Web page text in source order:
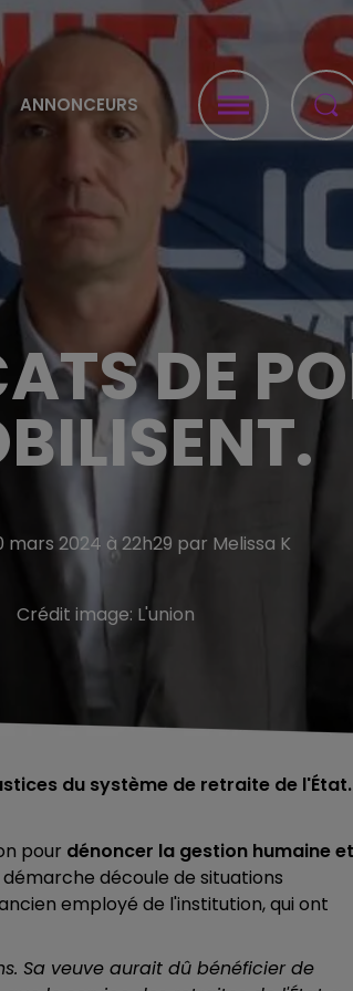
ANNONCEURS
DE
mars 2024 à 22h29 par Melissa K
Crédit image: L'union
du système de retraite de l'État.
pour dénoncer la gestion humaine et
découle de situations
employé de l'institution, qui ont
Sa veuve aurait dû bénéficier de